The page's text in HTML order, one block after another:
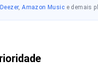
Deezer,Amazon Music e demais